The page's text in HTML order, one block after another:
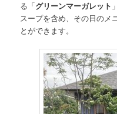
る「グリーンマーガレット
スープを含め、その日のメ
とができます。